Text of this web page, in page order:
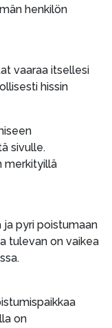
henkilön
vaaraa itsellesi
hissin
sivulle.
merkityillä
ja pyri poistumaan
tulevan on vaikea
on